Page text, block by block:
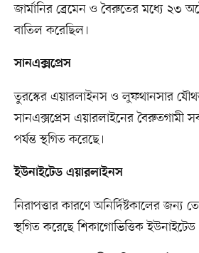
জার্মানির ব্রেমেন ও বৈরুতের মধ্যে ২৩
বাতিল করেছিল।
সানএক্সপ্রেস
তুরস্কের এয়ারলাইনস ও লুফথানসার
সানএক্সপ্রেস এয়ারলাইনের বৈরুতগামী
পর্যন্ত স্থগিত করেছে।
ইউনাইটেড এয়ারলাইনস
নিরাপত্তার কারণে অনির্দিষ্টকালের জন্য
স্থগিত করেছে শিকাগোভিত্তিক